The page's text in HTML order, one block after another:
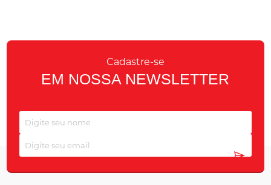
Cadastre-se
EM NOSSA NEWSLETTER